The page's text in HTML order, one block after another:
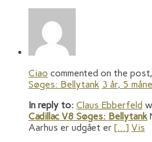
Ciao commented on the post,
Søges: Bellytank 3 år, 5
In reply to: Claus Ebberfeld
Cadillac V8 Søges: Bellytank
Aarhus er udgået er […] Vis